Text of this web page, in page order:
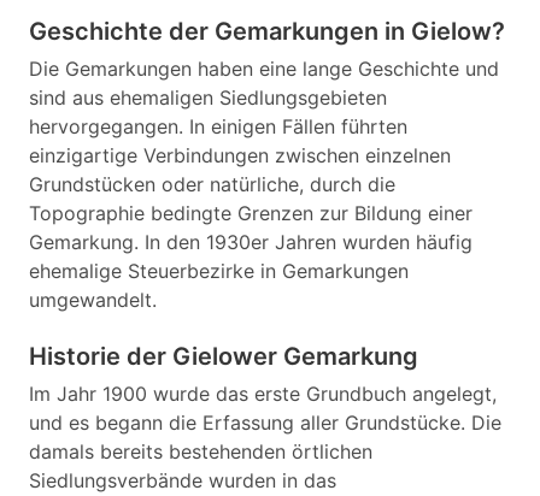
Geschichte der Gemarkungen in Gielow?
Die Gemarkungen haben eine lange Geschichte und
sind aus ehemaligen Siedlungsgebieten
hervorgegangen. In einigen Fällen führten
einzigartige Verbindungen zwischen einzelnen
Grundstücken oder natürliche, durch die
Topographie bedingte Grenzen zur Bildung einer
Gemarkung. In den 1930er Jahren wurden häufig
ehemalige Steuerbezirke in Gemarkungen
umgewandelt.
Historie der Gielower Gemarkung
Im Jahr 1900 wurde das erste Grundbuch angelegt,
und es begann die Erfassung aller Grundstücke. Die
damals bereits bestehenden örtlichen
Siedlungsverbände wurden in das